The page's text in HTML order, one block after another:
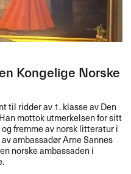
Kongelige Norske
til ridder av 1. klasse av Den
mottok utmerkelsen for sitt
fremme av norsk litteratur i
ambassadør Arne Sannes
norske ambassaden i